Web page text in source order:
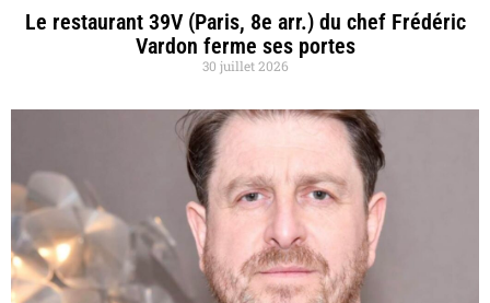
Le restaurant 39V (Paris, 8e arr.) du chef Frédéric
Vardon ferme ses portes
30 juillet 2026